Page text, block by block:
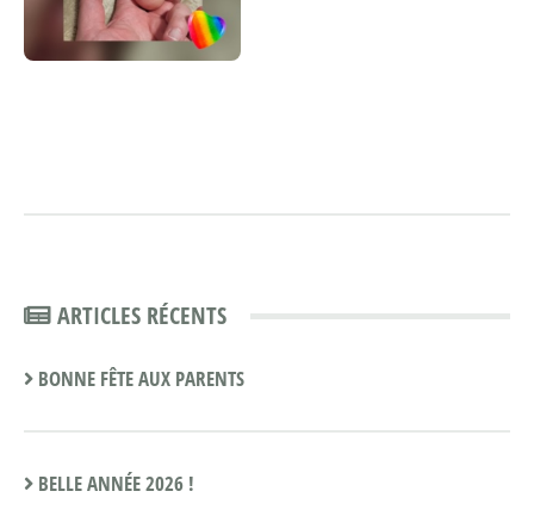
ARTICLES RÉCENTS
BONNE FÊTE AUX PARENTS
BELLE ANNÉE 2026 !